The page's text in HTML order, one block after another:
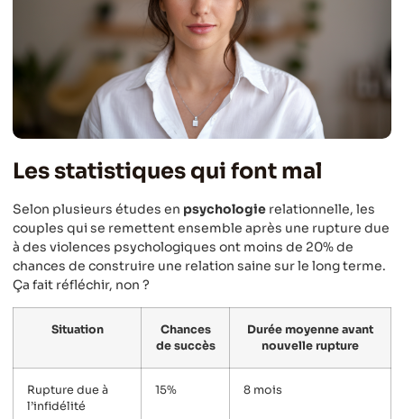
Les statistiques qui font mal
Selon plusieurs études en psychologie relationnelle, les
couples qui se remettent ensemble après une rupture due
à des violences psychologiques ont moins de 20% de
chances de construire une relation saine sur le long terme.
Ça fait réfléchir, non ?
Situation
Chances
de succès
Durée moyenne avant
nouvelle rupture
Rupture due à
l’infidélité
15% 8 mois